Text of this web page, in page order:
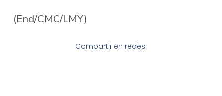
(End/CMC/LMY)
Compartir en redes: